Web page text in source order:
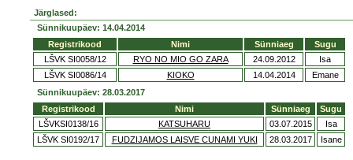
Järglased:
Sünnikuupäev: 14.04.2014
Registrikood
Nimi Sünniaeg
Sugu
LŠVK SI0058/12
RYO NO MIO GO ZARA 24.09.2012
Isa
LŠVK SI0086/14
KIOKO 14.04.2014
Emane
Sünnikuupäev: 28.03.2017
Registrikood
Nimi Sünniaeg
Sugu
LŠVKSI0138/16
KATSUHARU 03.07.2015
Isa
LŠVK SI0192/17
FUDZIJAMOS LAISVE CUNAMI YUKI 28.03.2017 Isane